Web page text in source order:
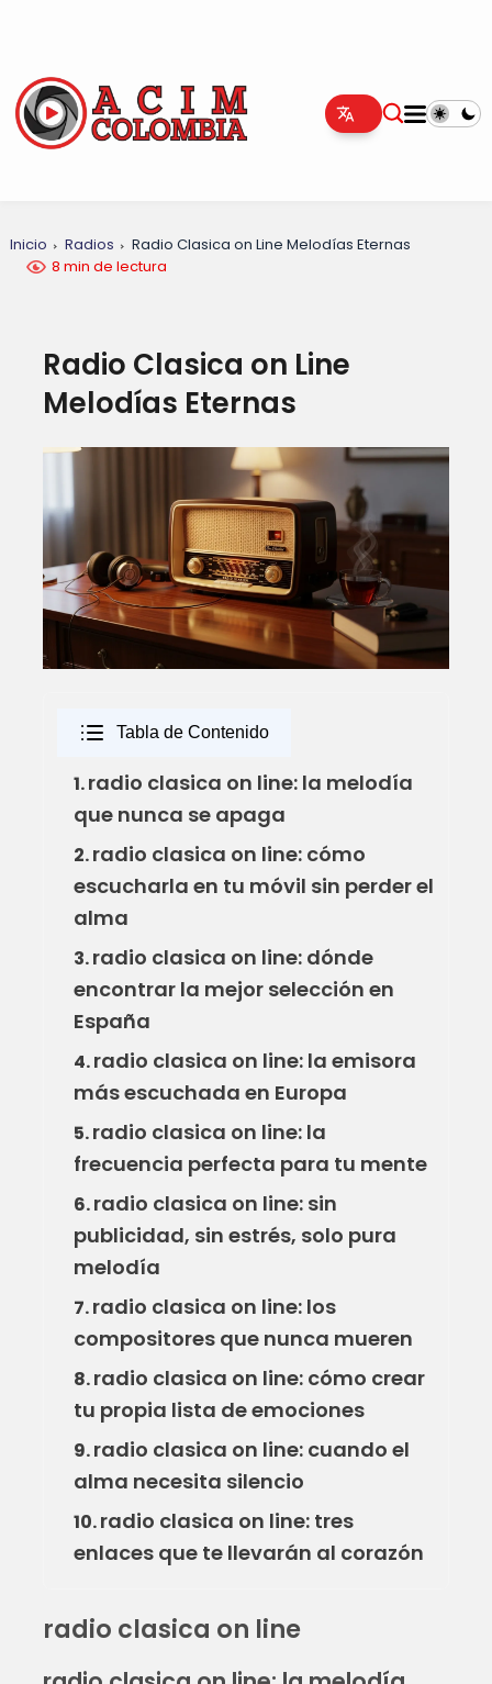
Inicio Radios
Radio Clasica on Line Melodías Eternas
8 min de lectura
Radio Clasica on Line
Melodías Eternas
Tabla de Contenido
1.radio clasica on line: la melodía
que nunca se apaga
2.radio clasica on line: cómo
escucharla en tu móvil sin perder el
alma
3.radio clasica on line: dónde
encontrar la mejor selección en
España
4.radio clasica on line: la emisora
más escuchada en Europa
5.radio clasica on line: la
frecuencia perfecta para tu mente
6.radio clasica on line: sin
publicidad, sin estrés, solo pura
melodía
7.radio clasica on line: los
compositores que nunca mueren
8.radio clasica on line: cómo crear
tu propia lista de emociones
9.radio clasica on line: cuando el
alma necesita silencio
10.radio clasica on line: tres
enlaces que te llevarán al corazón
radio clasica on line